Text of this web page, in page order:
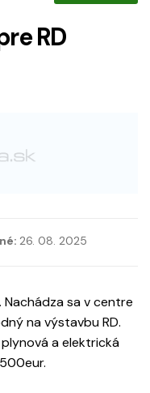
RD
26. 08. 2025
Nachádza sa v centre
na výstavbu RD.
a elektrická